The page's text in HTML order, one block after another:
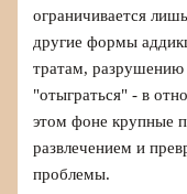
ограничивается
другие формы
тратам,
"отыграться" - в
этом фоне крупные
развлечением и
проблемы.